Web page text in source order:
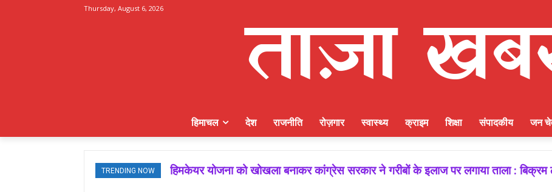
Thursday, August 6, 2026
हिमाचल देश राजनीति रोज़गार स्वास्थ्य क्राइम शिक्षा संपादकीय जन
TRENDING NOW
मजबूत बूथ ही भाजपा की जीत की गारंटी, आगामी विधानसभा चुनाव में बूथ प्रबंधन निभाएगा